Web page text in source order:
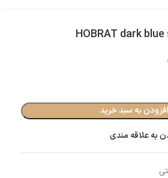
HOBRAT dark
افزودن به سبد خرید
به علاقه مندی